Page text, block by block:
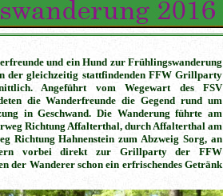
und ein Hund zur Frühlingswanderung
der gleichzeitig stattfindenden FFW Grillparty
Angeführt vom Wegewart des FSV
die Wanderfreunde die Gegend rund um
in Geschwand. Die Wanderung führte am
Richtung Affalterthal, durchAffalterthal am
Richtung Hahnenstein zum Abzweig Sorg, an
vorbeidirekt zur Grillparty der FFW
der Wanderer schon ein erfrischendes Getränk